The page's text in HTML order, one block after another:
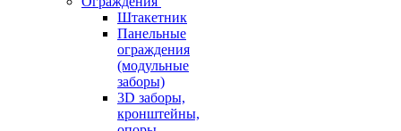
Штакетник
Панельные
ограждения
(модульные
заборы)
3D заборы,
кронштейны,